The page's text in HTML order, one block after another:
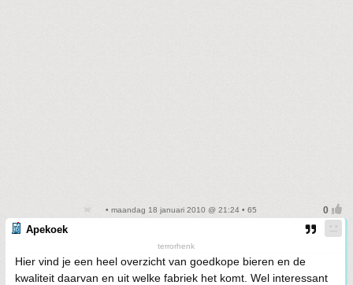
• maandag 18 januari 2010 @ 21:24 • 65
Apekoek
terrorhenk
Hier vind je een heel overzicht van goedkope bieren en de
kwaliteit daarvan en uit welke fabriek het komt. Wel interessant